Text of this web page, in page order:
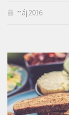
máj 2016